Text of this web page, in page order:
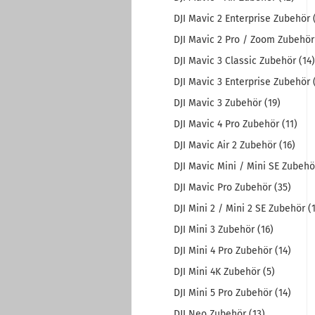
DJI Mavic 2 Enterprise Zubehör
DJI Mavic 2 Pro / Zoom Zubehör
DJI Mavic 3 Classic Zubehör (14)
DJI Mavic 3 Enterprise Zubehör
DJI Mavic 3 Zubehör (19)
DJI Mavic 4 Pro Zubehör (11)
DJI Mavic Air 2 Zubehör (16)
DJI Mavic Mini / Mini SE
DJI Mavic Pro Zubehör (35)
DJI Mini 2 / Mini 2 SE Zubehör
DJI Mini 3 Zubehör (16)
DJI Mini 4 Pro Zubehör (14)
DJI Mini 4K Zubehör (5)
DJI Mini 5 Pro Zubehör (14)